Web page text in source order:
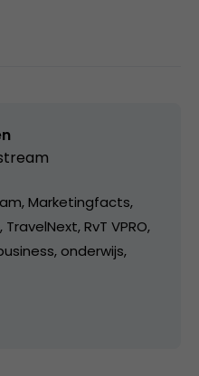
Marketingfacts,
RvT VPRO,
onderwijs,